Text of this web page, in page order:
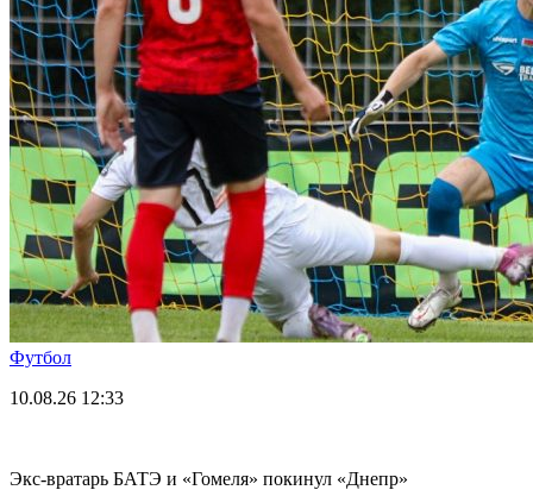
Футбол
10.08.26 12:33
Экс-вратарь БАТЭ и «Гомеля» покинул «Днепр»